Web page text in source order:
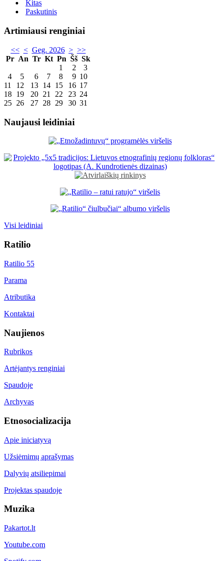
Kitas
Paskutinis
Artimiausi renginiai
<< < Geg. 2026 > >>
Pr An Tr Kt Pn Šš Sk
1
2
3
4
5 6 7 8 9 10
11
12 13 14 15 16 17
18 19 20 21 22 23 24
25 26 27 28 29 30 31
Naujausi leidiniai
Visi leidiniai
Ratilio
Ratilio 55
Parama
Atributika
Kontaktai
Naujienos
Rubrikos
Artėjantys renginiai
Spaudoje
Archyvas
Etnosocializacija
Apie iniciatyvą
Užsiėmimų aprašymas
Dalyvių atsiliepimai
Projektas spaudoje
Muzika
Pakartot.lt
Youtube.com